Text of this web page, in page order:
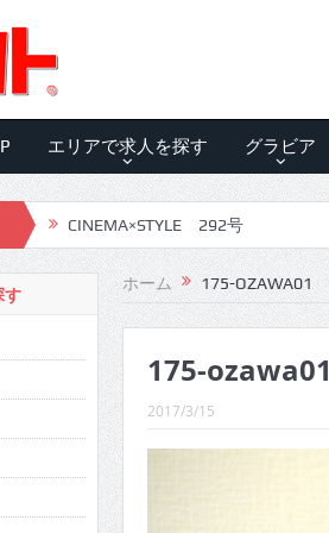
エリアで求人を探す グラビア
CINEMA×STYLE 292号
CINEMA×STYLE 291号
CINEMA×STYLE 290号
CINEMA×STYLE 289号
CINEMA×STYLE 288号
CINEMA×STYLE 287号
ホーム 175-OZAWA01
175-ozawa01
2017/3/15
す